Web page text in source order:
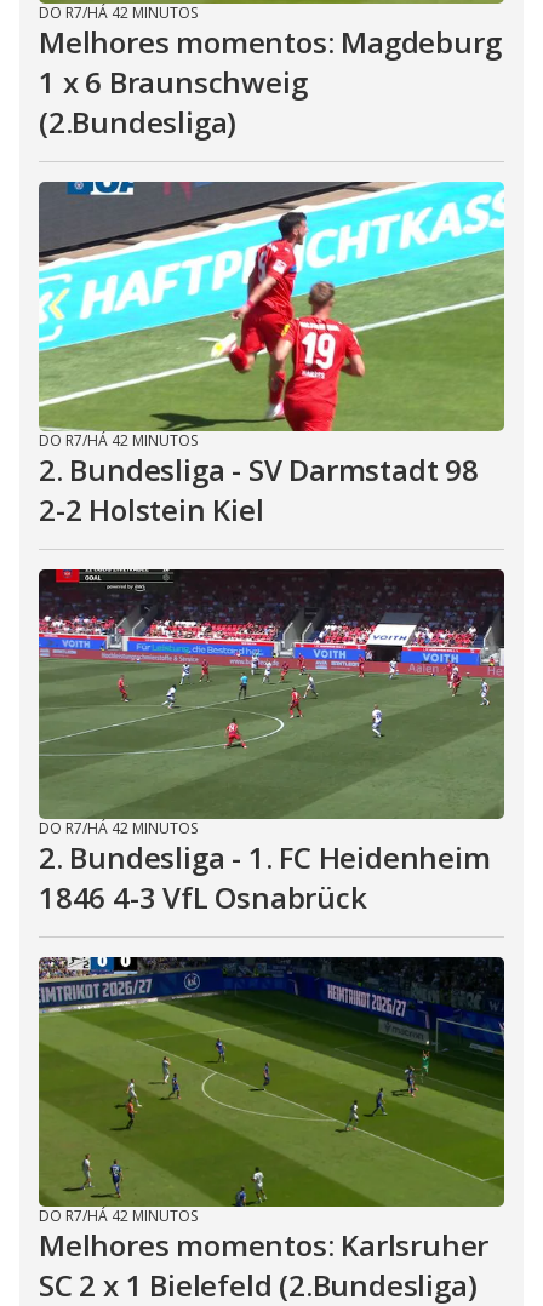
DO R7/HÁ 42 MINUTOS
Melhores momentos: Magdeburg
1 x 6 Braunschweig
(2.Bundesliga)
DO R7/HÁ 42 MINUTOS
2. Bundesliga - SV Darmstadt 98
2-2 Holstein Kiel
DO R7/HÁ 42 MINUTOS
2. Bundesliga - 1. FC Heidenheim
1846 4-3 VfL Osnabrück
DO R7/HÁ 42 MINUTOS
Melhores momentos: Karlsruher
SC 2 x 1 Bielefeld (2.Bundesliga)